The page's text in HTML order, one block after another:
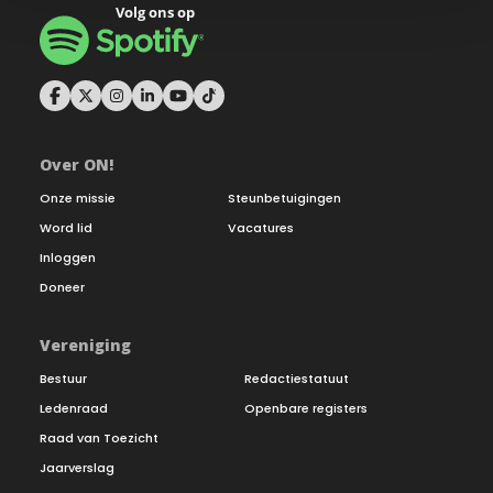
Over ON!
Onze missie
Word lid
Inloggen
Doneer
Steunbetuigingen
Vacatures
Vereniging
Bestuur
Ledenraad
Raad van Toezicht
Jaarverslag
Redactiestatuut
Openbare registers